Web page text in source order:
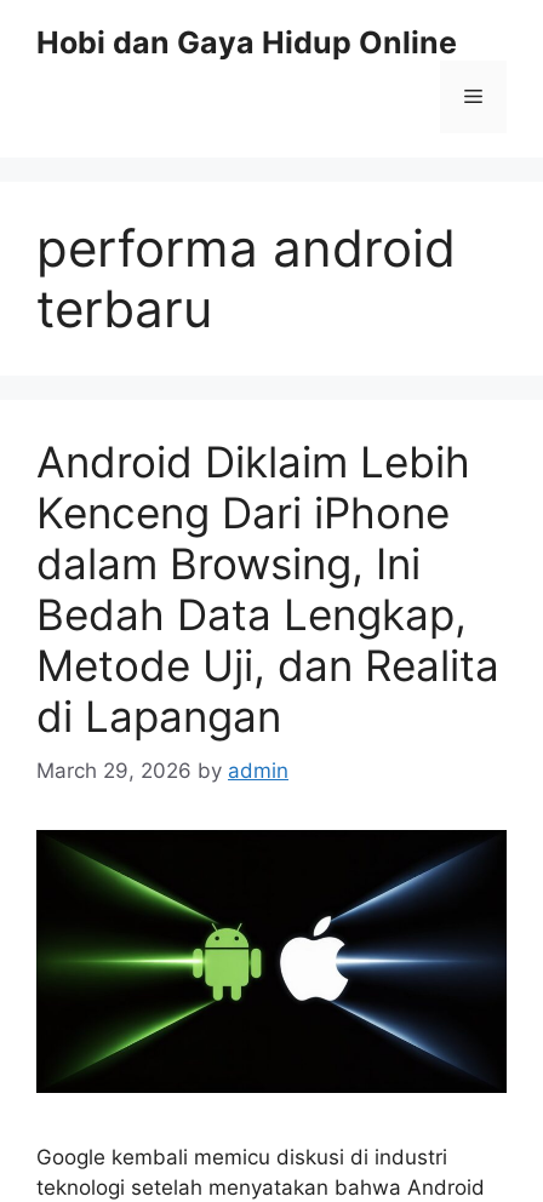
Hobi dan Gaya Hidup Online
Menu
performa android
terbaru
Android Diklaim Lebih
Kenceng Dari iPhone
dalam Browsing, Ini
Bedah Data Lengkap,
Metode Uji, dan Realita
di Lapangan
March 29, 2026 by admin
Google kembali memicu diskusi di industri
teknologi setelah menyatakan bahwa Android